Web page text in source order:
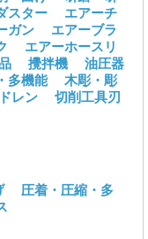
スター
エアーチ
ガン
エアーブラ
エアーホースリ
攪拌機
油圧器
多機能
木彫・彫
ドレン
切削工具刃
圧着・圧縮・多